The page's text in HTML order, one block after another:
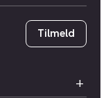
Tilmeld